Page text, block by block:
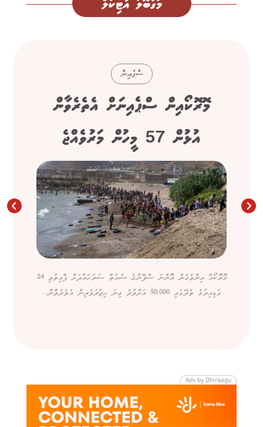
މަގުބޫލު އާޓިކަލް
ސްޕެއިން
މޮރޮކޯއިން ސްޕެއިނަށް އެތެރެވާން
އުޅުން 57 މީހުން މަރުވެއްޖެ
މޮރޮކޯއާ އިންވެގެން އޮންނަ ސްޕޭންގެ ސެއުތާ ސަރަހައްދަށް ފާއިތުވި 24
ގަޑިއިރުގެ ތެރޭގައި 50,000 އަށްވުރެ ގިނަ ހިޖުރަވެރިން އެތެރެވާން...
Adv by Dhiraagu